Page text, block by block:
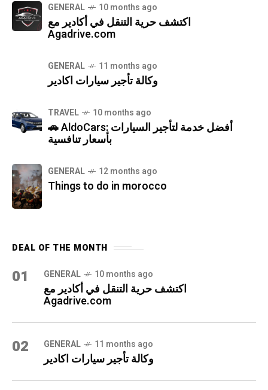
GENERAL 10 months ago
اكتشف حرية التنقل في أكادير مع
Agadrive.com
GENERAL 11 months ago
وكالة تأجير سيارات اكادير
TRAVEL 10 months ago
🚗 AldoCars: أفضل خدمة لتأجير السيارات
بأسعار تنافسية
GENERAL 12 months ago
Things to do in morocco
DEAL OF THE MONTH
01 GENERAL 10 months ago
اكتشف حرية التنقل في أكادير مع
Agadrive.com
02 GENERAL 11 months ago
وكالة تأجير سيارات اكادير